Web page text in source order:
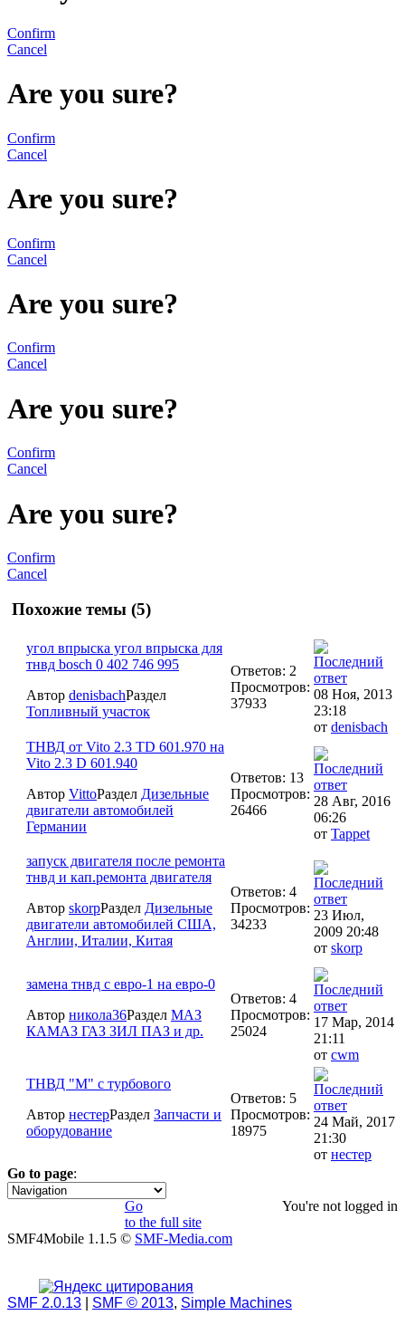
Confirm
Cancel
Are you sure?
Confirm
Cancel
Are you sure?
Confirm
Cancel
Are you sure?
Confirm
Cancel
Are you sure?
Confirm
Cancel
Are you sure?
Confirm
Cancel
Похожие темы (5)
угол впрыска угол впрыска для
тнвд bosch 0 402 746 995
Автор denisbachРаздел
Топливный участок
Ответов: 2
Просмотров:
37933
08 Ноя, 2013
23:18
от denisbach
ТНВД от Vito 2.3 TD 601.970 на
Vito 2.3 D 601.940
Автор VittoРаздел Дизельные
двигатели автомобилей
Германии
Ответов: 13
Просмотров:
26466
28 Авг, 2016
06:26
от Tappet
запуск двигателя после ремонта
тнвд и кап.ремонта двигателя
Автор skorpРаздел Дизельные
двигатели автомобилей США,
Англии, Италии, Китая
Ответов: 4
Просмотров:
34233
23 Июл,
2009 20:48
от skorp
замена тнвд с евро-1 на евро-0
Автор никола36Раздел МАЗ
КАМАЗ ГАЗ ЗИЛ ПАЗ и др.
Ответов: 4
Просмотров:
25024
17 Мар, 2014
21:11
от cwm
ТНВД "М" с турбового
Автор нестерРаздел Запчасти и
оборудование
Ответов: 5
Просмотров:
18975
24 Май, 2017
21:30
от нестер
Go to page:
1
You're not logged in
Go
to the full site
SMF4Mobile 1.1.5 © SMF-Media.com
SMF 2.0.13 SMF © 2013, Simple Machines